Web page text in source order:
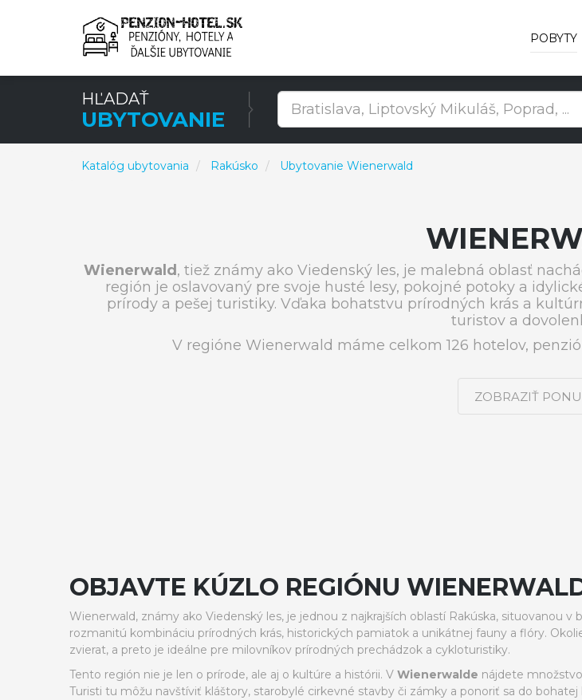
POBYTY
HĽADAŤ
UBYTOVANIE
Katalóg ubytovania Rakúsko Ubytovanie Wienerwald
Wienerwald , tiež známy ako Viedenský les, je malebná oblasť
región je oslavovaný pre svoje husté lesy, pokojné potoky a
prírody a pešej turistiky. Vďaka bohatstvu prírodných krás a
turistov a
V regióne Wienerwald máme celkom 126 hotelov,
ZOBRAZIŤ
OBJAVTE KÚZLO REGIÓNU
Wienerwald, známy ako Viedenský les, je jednou z najkrajších oblastí Rakúska, situovanou
rozmanitú kombináciu prírodných krás, historických pamiatok a unikátnej fauny a flóry.
zvierat, a preto je ideálne pre milovníkov prírodných prechádzok a cykloturistiky.
Tento región nie je len o prírode, ale aj o kultúre a histórii. V Wienerwalde nájdete
Turisti tu môžu navštíviť kláštory, starobylé cirkevné stavby či zámky a ponoriť sa do